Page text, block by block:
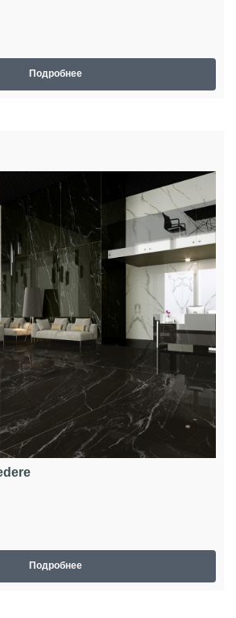
Подробнее
Подробнее